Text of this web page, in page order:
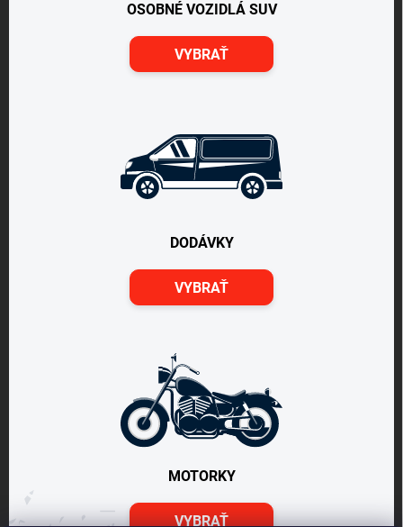
OSOBNÉ VOZIDLÁ SUV
VYBRAŤ
DODÁVKY
VYBRAŤ
MOTORKY
VYBRAŤ